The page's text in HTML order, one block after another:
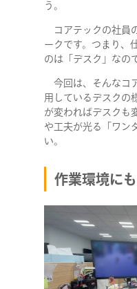
う。
コアテックの社員
ークです。つまり、
のは「デスク」なの
今回は、そんなコ
用しているデスクの
が変わればデスクも
や工夫が光る「ワン
い。
作業環境に